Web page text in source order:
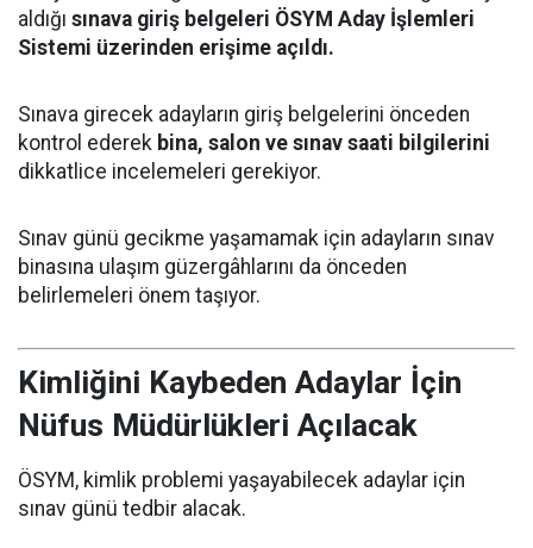
aldığı sınava giriş belgeleri ÖSYM Aday İşlemleri
Sistemi üzerinden erişime açıldı.
Sınava girecek adayların giriş belgelerini önceden
kontrol ederek bina, salon ve sınav saati bilgilerini
dikkatlice incelemeleri gerekiyor.
Sınav günü gecikme yaşamamak için adayların sınav
binasına ulaşım güzergâhlarını da önceden
belirlemeleri önem taşıyor.
Kimliğini Kaybeden Adaylar İçin
Nüfus Müdürlükleri Açılacak
ÖSYM, kimlik problemi yaşayabilecek adaylar için
sınav günü tedbir alacak.